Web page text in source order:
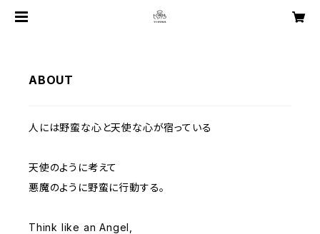
ABOUT
人には野蛮な心と天使な心が宿っている
天使のように考えて
悪魔のように野蛮に行動する。
Think like an Angel,